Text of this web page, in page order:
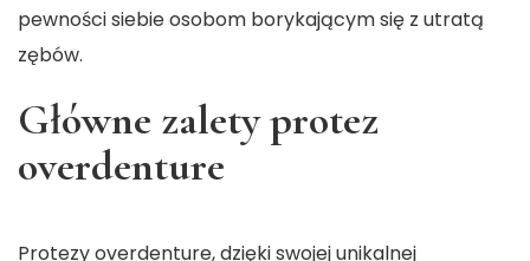
pewności siebie osobom borykającym się z utratą
zębów.
Główne zalety protez
overdenture
Protezy overdenture, dzięki swojej unikalnej